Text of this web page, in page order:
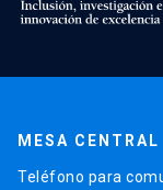
MESA CENTRAL
Teléfono para